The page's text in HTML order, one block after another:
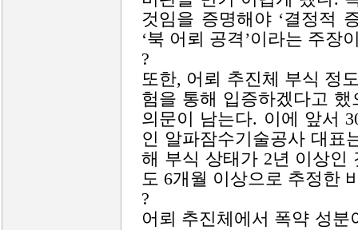
것임을 증명해야 ‘결정적
‘북 어뢰 공격’이라는 주장
?
또한, 어뢰 추진체 부식 정
험을 통해 입증하겠다고
의문이 남는다. 이에 앞서
인 알파잠수기술공사 대표
해 부식 상태가 2년 이상인
도 6개월 이상으로 추정한
?
어뢰 추진체에서 폭약 성